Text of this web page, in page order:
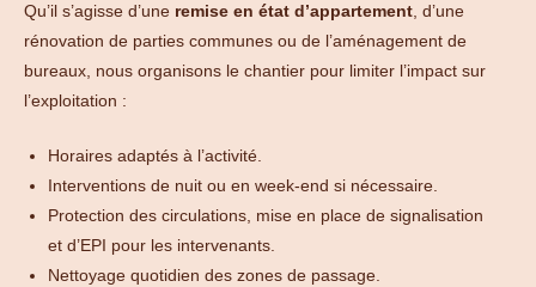
Qu’il s’agisse d’une remise en état d’appartement, d’une
rénovation de parties communes ou de l’aménagement de
bureaux, nous organisons le chantier pour limiter l’impact sur
l’exploitation :
Horaires adaptés à l’activité.
Interventions de nuit ou en week-end si nécessaire.
Protection des circulations, mise en place de signalisation
et d’EPI pour les intervenants.
Nettoyage quotidien des zones de passage.